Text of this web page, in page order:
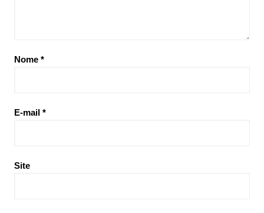
Nome *
E-mail *
Site